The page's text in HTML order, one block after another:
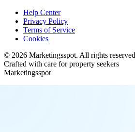
Help Center
Privacy Policy
Terms of Service
Cookies
© 2026 Marketingsspot. All rights
Crafted with care for property seekers
Marketingsspot